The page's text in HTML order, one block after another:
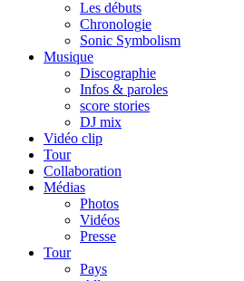
Les débuts
Chronologie
Sonic Symbolism
Musique
Discographie
Infos & paroles
score stories
DJ mix
Vidéo clip
Tour
Collaboration
Médias
Photos
Vidéos
Presse
Tour
Pays